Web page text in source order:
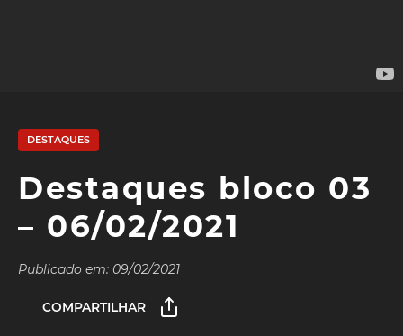
DESTAQUES
Destaques bloco 03
– 06/02/2021
Publicado em: 09/02/2021
COMPARTILHAR